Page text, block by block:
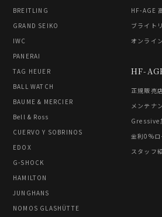
BREITLING
GRAND SEIKO
IWC
PANERAI
TAG HEUER
BALL WATCH
BAUME & MERCIER
Bell & Ross
CUERVO Y SOBRINOS
EDOX
G-SHOCK
HAMILTON
JUNGHANS
NOMOS GLASHÜTTE
HF-
正規販売
メンテナ
Gressive
金利0%
スタッフ
HF-AGE
ブライト
オンライ